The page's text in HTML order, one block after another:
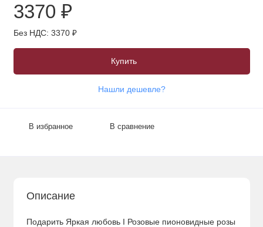
3370 ₽
Без НДС: 3370 ₽
Купить
Нашли дешевле?
В избранное В сравнение
Описание
Подарить Яркая любовь I Розовые пионовидные розы